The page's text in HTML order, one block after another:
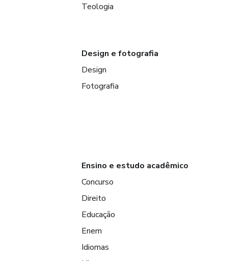
Teologia
Design e fotografia
Design
Fotografia
Ensino e estudo acadêmico
Concurso
Direito
Educação
Enem
Idiomas